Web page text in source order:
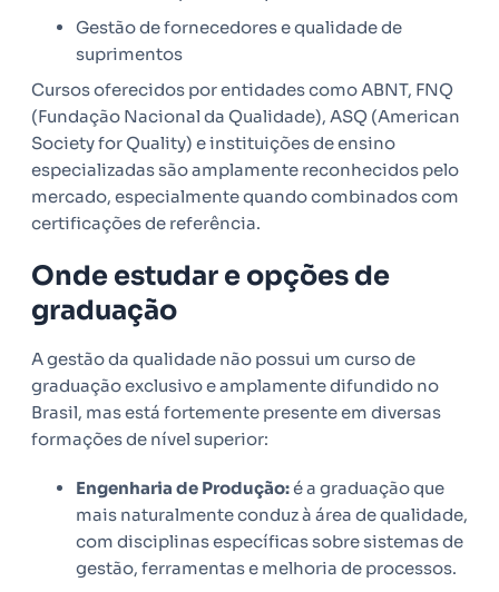
Gestão de fornecedores e qualidade de
suprimentos
Cursos oferecidos por entidades como ABNT, FNQ
(Fundação Nacional da Qualidade), ASQ (American
Society for Quality) e instituições de ensino
especializadas são amplamente reconhecidos pelo
mercado, especialmente quando combinados com
certificações de referência.
Onde estudar e opções de
graduação
A gestão da qualidade não possui um curso de
graduação exclusivo e amplamente difundido no
Brasil, mas está fortemente presente em diversas
formações de nível superior:
Engenharia de Produção:é a graduação que
mais naturalmente conduz à área de qualidade,
com disciplinas específicas sobre sistemas de
gestão, ferramentas e melhoria de processos.